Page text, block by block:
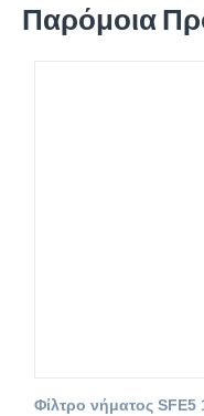
Παρόμοια
Φίλτρο νήματος